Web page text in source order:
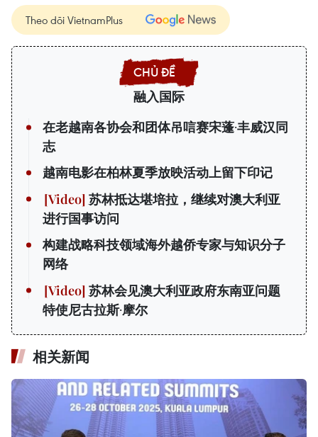
Theo dõi VietnamPlus
融入国际
在老越南各协会和团体吊唁赛宋蓬·丰威汉同
志
越南电影在柏林夏季放映活动上留下印记
苏林抵达堪培拉，继续对澳大利亚
进行国事访问
构建战略科技领域海外越侨专家与知识分子
网络
苏林会见澳大利亚政府东南亚问题
特使尼古拉斯·摩尔
相关新闻